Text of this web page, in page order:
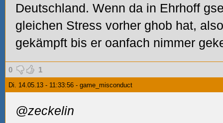
Deutschland. Wenn da in Ehrhoff
gleichen Stress vorher ghob hat,
gekämpft bis er oanfach nimmer
0 1
Di. 14.05.13 - 11:33:56 - game_misconduct
@zeckelin